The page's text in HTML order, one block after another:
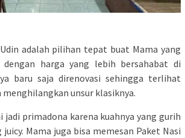
adalah pilihan tepat buat Mama yang
harga yang lebih bersahabat di
baru saja direnovasi sehingga terlihat
unsur klasiknya.
jadi primadona karena kuahnya yang gurih
Mama juga bisa memesan Paket Nasi